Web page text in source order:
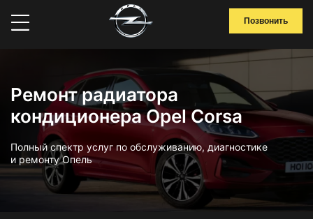
Позвонить
Ремонт радиатора
кондиционера Opel Corsa
Полный спектр услуг по обслуживанию, диагностике
и ремонту Опель